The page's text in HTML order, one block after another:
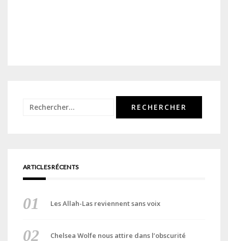
Rechercher :
ARTICLES RÉCENTS
Les Allah-Las reviennent sans voix
Chelsea Wolfe nous attire dans l’obscurité